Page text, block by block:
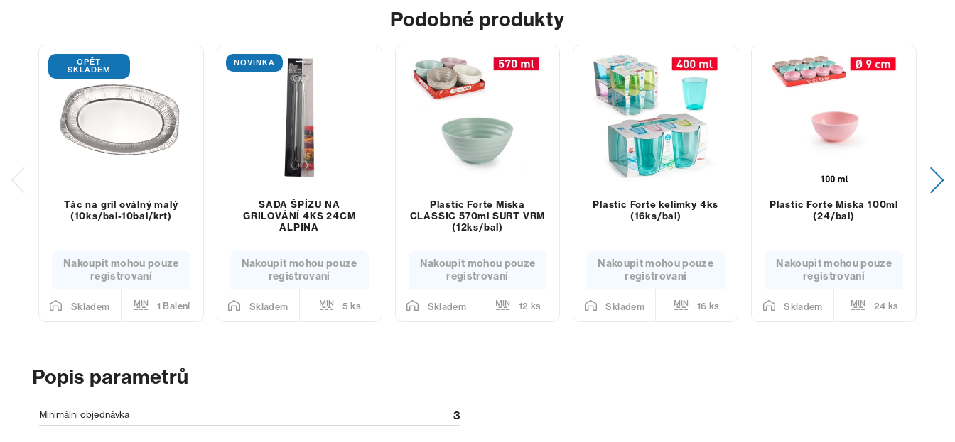
Podobné produkty
OPĚT
SKLADEM
Tác na gril oválný malý
(10ks/bal-10bal/krt)
Nakoupit mohou pouze
registrovaní
Skladem 1 Balení
NOVINKA
SADA ŠPÍZU NA
GRILOVÁNÍ 4KS 24CM
ALPINA
Nakoupit mohou pouze
registrovaní
Skladem 5 ks
Plastic Forte Miska
CLASSIC 570ml SURT VRM
(12ks/bal)
Nakoupit mohou pouze
registrovaní
Skladem 12 ks
Plastic Forte kelímky 4ks
(16ks/bal)
Nakoupit mohou pouze
registrovaní
Skladem 16 ks
Plastic Forte Miska 100ml
(24/bal)
Nakoupit mohou pouze
registrovaní
Skladem 24 ks
Popis parametrů
Minimální objednávka 3